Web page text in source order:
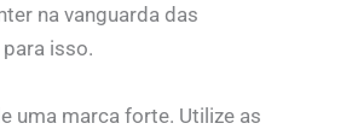
na vanguarda das
isso.
uma marca forte. Utilize as